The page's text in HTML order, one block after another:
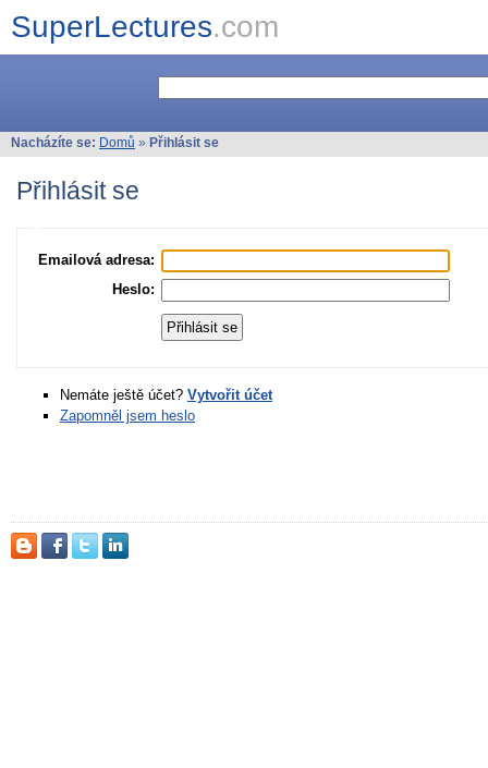
SuperLectures.com
Nacházíte se: Domů » Přihlásit se
Přihlásit se
Emailová adresa:
Heslo:
Nemáte ještě účet? Vytvořit účet
Zapomněl jsem heslo